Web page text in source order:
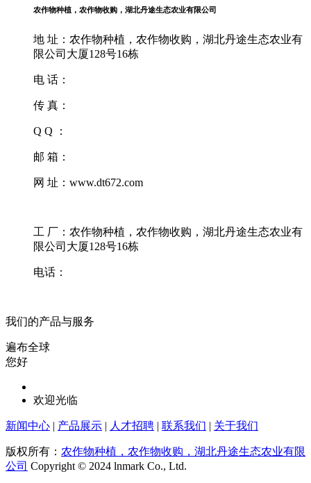
农作物种植，农作物收购，湖北丹途生态农业有限公司
地 址：农作物种植，农作物收购，湖北丹途生态农业有
限公司大厦128号16栋
电 话：
传 真：
Q Q ：
邮 箱：
网 址：www.dt672.com
工 厂：农作物种植，农作物收购，湖北丹途生态农业有
限公司大厦128号16栋
电话：
我们的产品与服务
遍布全球
您好
欢迎光临
新闻中心 | 产品展示 | 人才招聘 | 联系我们 | 关于我们
版权所有： 农作物种植，农作物收购，湖北丹途生态农业有限
公司 Copyright © 2024 lnmark Co., Ltd.